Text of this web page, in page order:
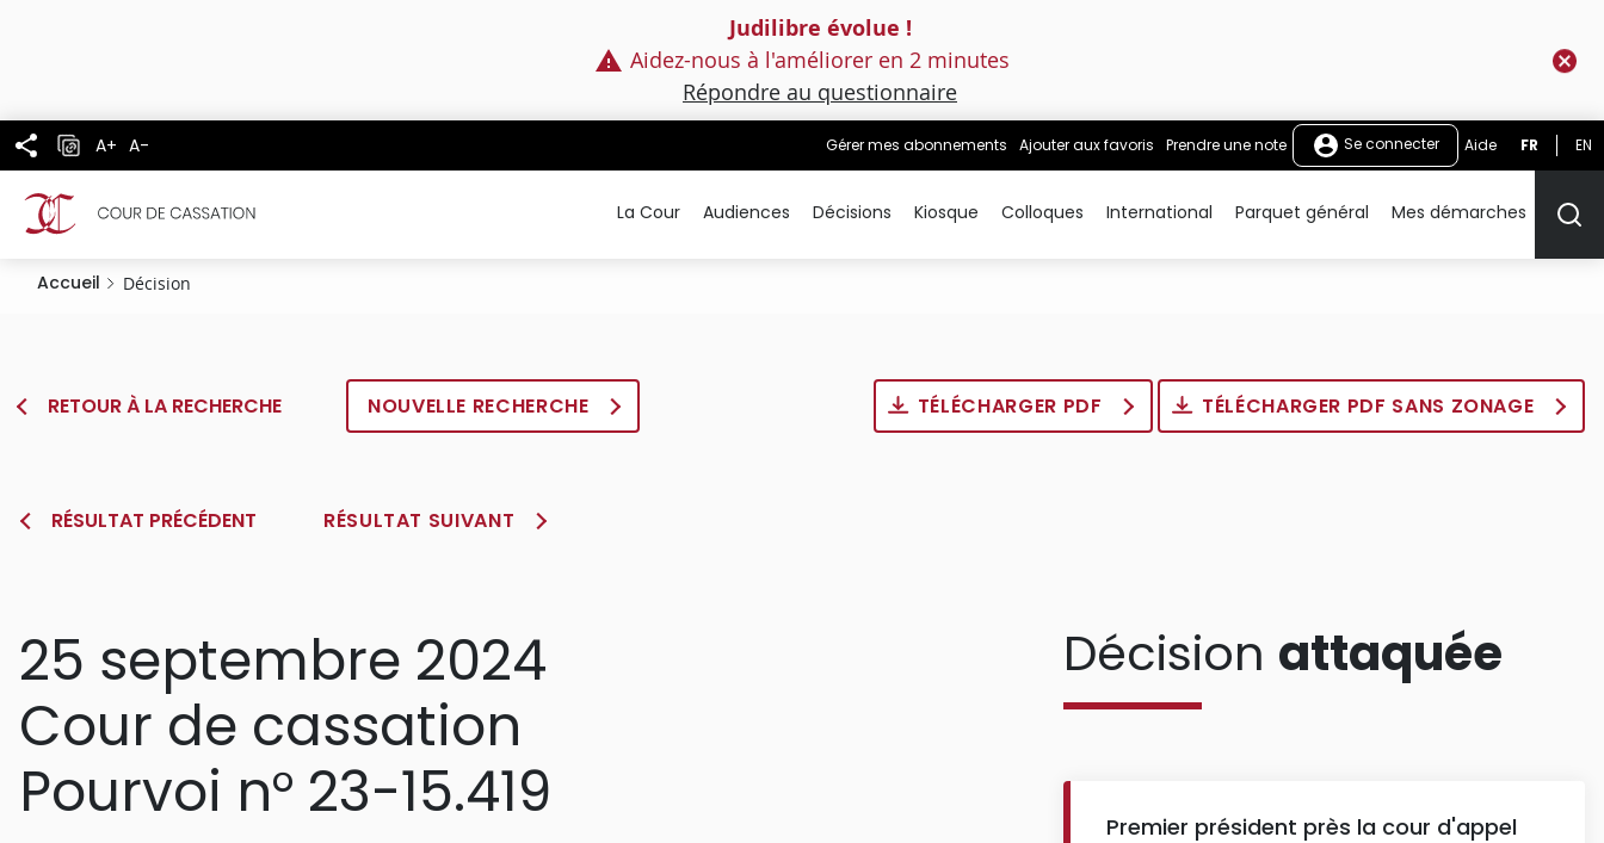
Judilibre évolue !
Aidez-nous à l'améliorer en 2 minutes
Répondre au questionnaire
A+ A- Gérer mes abonnements Ajouter aux favoris Prendre une note Se connecter Aide FR EN
La Cour Audiences Décisions Kiosque Colloques International Parquet général Mes démarches
Accueil Décision
RETOUR À LA RECHERCHE NOUVELLE RECHERCHE TÉLÉCHARGER PDF TÉLÉCHARGER PDF SANS ZONAGE
RÉSULTAT PRÉCÉDENT RÉSULTAT SUIVANT
25 septembre 2024
Cour de cassation
Pourvoi n° 23-15.419
Décision attaquée
Premier président près la cour d'appel